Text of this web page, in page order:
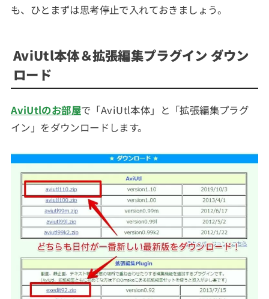
も、ひとまずは思考停止で入れておきましょう。
AviUtl本体＆拡張編集プラグイン ダウン
ロード
AviUtlのお部屋で「AviUtl本体」と「拡張編集プラグ
イン」をダウンロードします。